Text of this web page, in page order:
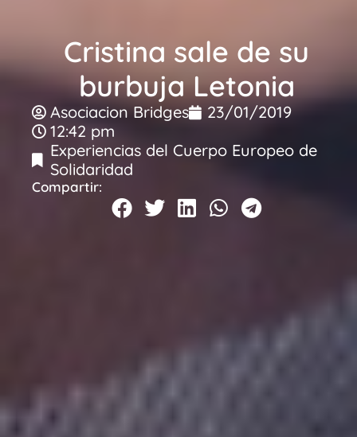
Cristina sale de su
burbuja Letonia
Asociacion Bridges
23/01/2019
12:42 pm
Experiencias del Cuerpo Europeo de
Solidaridad
Compartir: